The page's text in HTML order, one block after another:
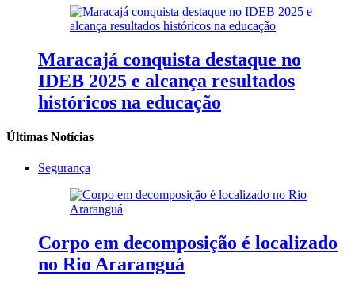
Maracajá conquista destaque no
IDEB 2025 e alcança resultados
históricos na educação
Últimas Notícias
Segurança
Corpo em decomposição é localizado
no Rio Araranguá